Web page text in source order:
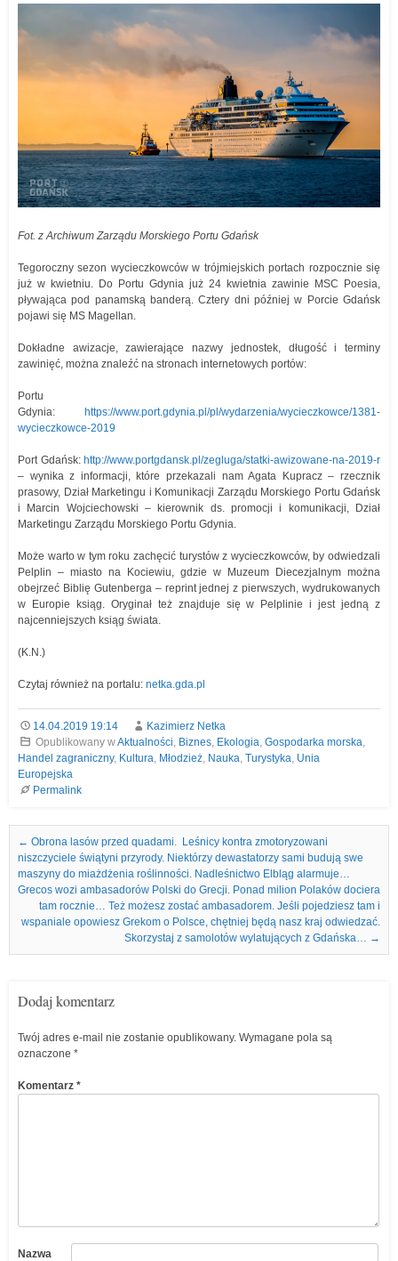
Fot. z Archiwum Zarządu Morskiego Portu Gdańsk
Tegoroczny sezon wycieczkowców w trójmiejskich portach rozpocznie się
już w kwietniu. Do Portu Gdynia już 24 kwietnia zawinie MSC Poesia,
pływająca pod panamską banderą. Cztery dni później w Porcie Gdańsk
pojawi się MS Magellan.
Dokładne awizacje, zawierające nazwy jednostek, długość i terminy
zawinięć, można znaleźć na stronach internetowych portów:
Portu
Gdynia:
https://www.port.gdynia.pl/pl/wydarzenia/wycieczkowce/1381-
wycieczkowce-2019
Port Gdańsk: http://www.portgdansk.pl/zegluga/statki-awizowane-na-2019-r
– wynika z informacji, które przekazali nam Agata Kupracz – rzecznik
prasowy, Dział Marketingu i Komunikacji Zarządu Morskiego Portu Gdańsk
i Marcin Wojciechowski – kierownik ds. promocji i komunikacji, Dział
Marketingu Zarządu Morskiego Portu Gdynia.
Może warto w tym roku zachęcić turystów z wycieczkowców, by odwiedzali
Pelplin – miasto na Kociewiu, gdzie w Muzeum Diecezjalnym można
obejrzeć Biblię Gutenberga – reprint jednej z pierwszych, wydrukowanych
w Europie ksiąg. Oryginał też znajduje się w Pelplinie i jest jedną z
najcenniejszych ksiąg świata.
(K.N.)
Czytaj również na portalu: netka.gda.pl
14.04.2019 19:14
Kazimierz Netka
Opublikowany wAktualności, Biznes, Ekologia, Gospodarka morska,
Handel zagraniczny, Kultura, Młodzież, Nauka, Turystyka, Unia
Europejska
Permalink
Nawigacja we wpisach
← Obrona lasów przed quadami. Leśnicy kontra zmotoryzowani
niszczyciele świątyni przyrody. Niektórzy dewastatorzy sami budują swe
maszyny do miażdżenia roślinności. Nadleśnictwo Elbląg alarmuje…
Grecos wozi ambasadorów Polski do Grecji. Ponad milion Polaków dociera
tam rocznie… Też możesz zostać ambasadorem. Jeśli pojedziesz tam i
wspaniale opowiesz Grekom o Polsce, chętniej będą nasz kraj odwiedzać.
Skorzystaj z samolotów wylatujących z Gdańska… →
Dodaj komentarz
Twój adres e-mail nie zostanie opublikowany. Wymagane pola są
oznaczone *
Komentarz *
Nazwa